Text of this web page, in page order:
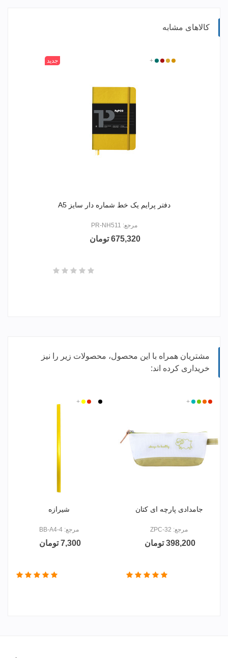
کالاهای مشابه
315
400
520
601
+ جدید
دفتر پرایم یک خط شماره دار سایز A5
مرجع: PR-NH511
675,320 تومان
مشتریان همراه با این محصول، محصولات زیر را نیز
خریداری کرده اند:
قرمزنارنجی
سبزفیروزه
+
جامدادی پارچه ای کتان
مرجع: ZPC-32
398,200 تومان
مشکی
سفید
قرمز
زرد+
شیرازه
مرجع: BB-A4-4
7,300 تومان